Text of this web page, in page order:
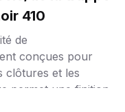
410
de
conçues pour
clôtures et les
permet une finition